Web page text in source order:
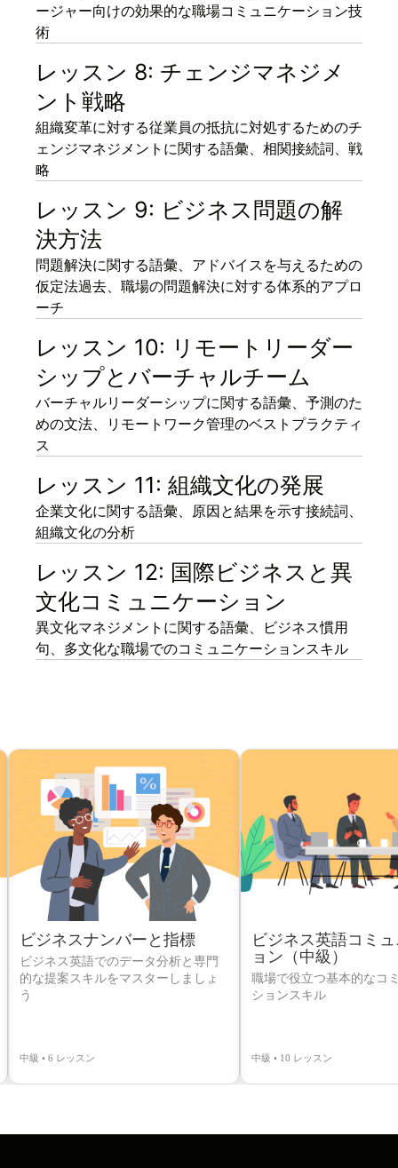
ージャー向けの効果的な職場コミュニケーション技
術
レッスン 8: チェンジマネジメ
ント戦略
組織変革に対する従業員の抵抗に対処するためのチ
ェンジマネジメントに関する語彙、相関接続詞、戦
略
レッスン 9: ビジネス問題の解
決方法
問題解決に関する語彙、アドバイスを与えるための
仮定法過去、職場の問題解決に対する体系的アプロ
ーチ
レッスン 10: リモートリーダー
シップとバーチャルチーム
バーチャルリーダーシップに関する語彙、予測のた
めの文法、リモートワーク管理のベストプラクティ
ス
レッスン 11: 組織文化の発展
企業文化に関する語彙、原因と結果を示す接続詞、
組織文化の分析
レッスン 12: 国際ビジネスと異
文化コミュニケーション
異文化マネジメントに関する語彙、ビジネス慣用
句、多文化な職場でのコミュニケーションスキル
ビジネスナンバーと指標
ビジネス英語でのデータ分析と専門
的な提案スキルをマスターしましょ
う
中級 • 6 レッスン
ビジネス英語コミ
ョン（中級）
職場で役立つ基本的なコ
ションスキル
中級 • 10 レッスン